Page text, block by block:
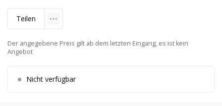
Teilen
Der angegebene Preis gilt ab dem letzten Eingang, es ist kein
Angebot
Nicht verfügbar